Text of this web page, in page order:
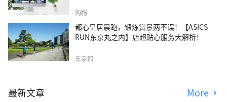
购物
都心皇居晨跑，锻炼赏景两不误！【ASICS
RUN东京丸之内】店超贴心服务大解析！
东京都
最新文章 More